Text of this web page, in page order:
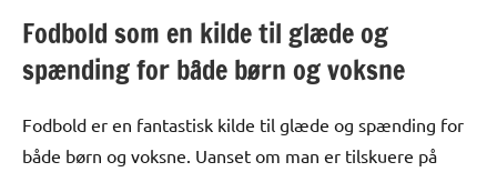
Fodbold som en kilde til glæde og
spænding for både børn og voksne
Fodbold er en fantastisk kilde til glæde og spænding for
både børn og voksne. Uanset om man er tilskuere på